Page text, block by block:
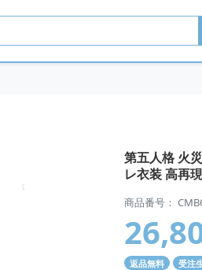
第五人格 火
レ衣装 高再
商品番号：
返品無料 受注